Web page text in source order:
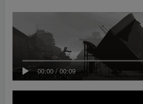
00:00 / 00:09